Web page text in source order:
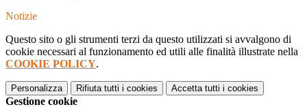
Notizie
Questo sito o gli strumenti terzi da questo utilizzati si avvalgono di
cookie necessari al funzionamento ed utili alle finalità illustrate nella
COOKIE POLICY.
Personalizza Rifiuta tutti i cookies Accetta tutti i cookies
Gestione cookie